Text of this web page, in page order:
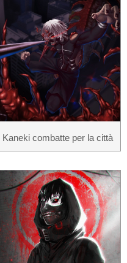
Kaneki combatte per la città